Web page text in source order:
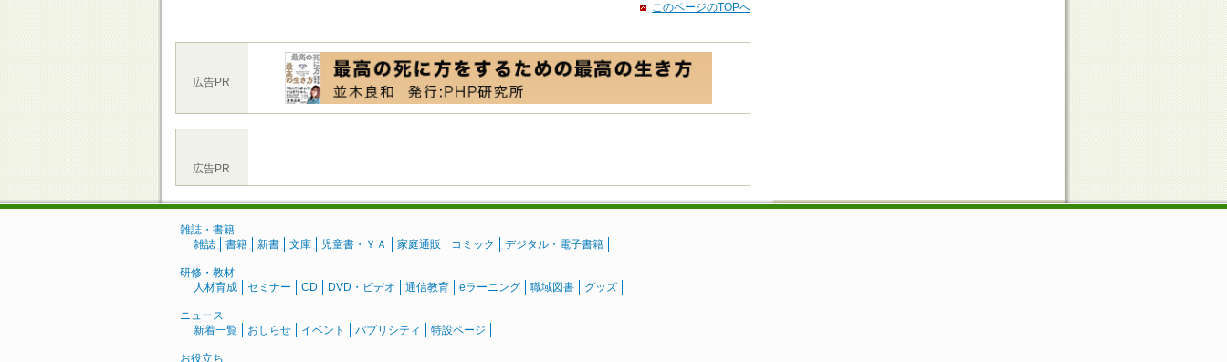
このページのTOPへ
広告PR
広告PR
雑誌・書籍
雑誌
書籍 新書 文庫 児童書・ＹＡ 家庭通販 コミック デジタル・電子書籍
研修・教材
人材育成
セミナー CD DVD・ビデオ 通信教育 eラーニング 職域図書 グッズ
ニュース
新着一覧
おしらせ イベント パブリシティ 特設ページ
お役立ち